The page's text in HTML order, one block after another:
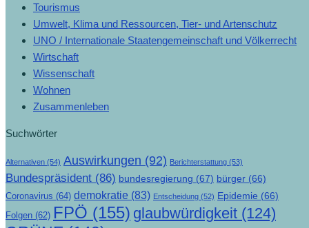
Tourismus
Umwelt, Klima und Ressourcen, Tier- und Artenschutz
UNO / Internationale Staatengemeinschaft und Völkerrecht
Wirtschaft
Wissenschaft
Wohnen
Zusammenleben
Suchwörter
Alternativen (54) Auswirkungen (92) Berichterstattung (53)
Bundespräsident (86) bundesregierung (67) bürger (66)
Coronavirus (64) demokratie (83) Entscheidung (52) Epidemie (66)
Folgen (62) FPÖ (155) glaubwürdigkeit (124)